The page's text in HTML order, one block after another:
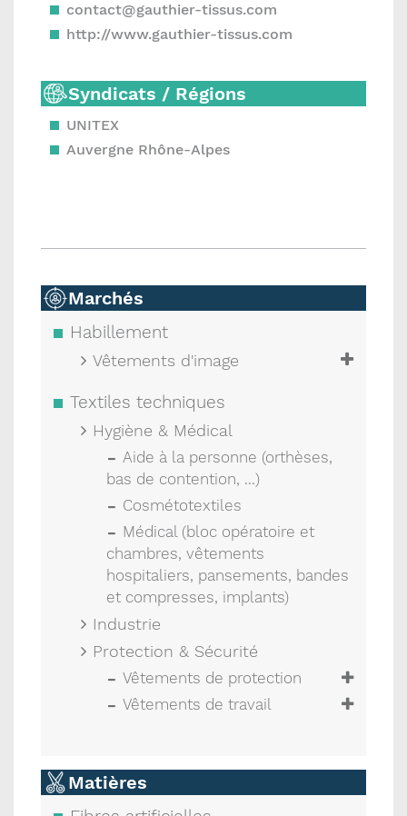
contact@gauthier-tissus.com
http://www.gauthier-tissus.com
Syndicats / Régions
UNITEX
Auvergne Rhône-Alpes
Marchés
Habillement
Vêtements d'image
Textiles techniques
Hygiène & Médical
Aide à la personne (orthèses,
bas de contention, ...)
Cosmétotextiles
Médical (bloc opératoire et
chambres, vêtements
hospitaliers, pansements, bandes
et compresses, implants)
Industrie
Protection & Sécurité
Vêtements de protection
Vêtements de travail
Matières